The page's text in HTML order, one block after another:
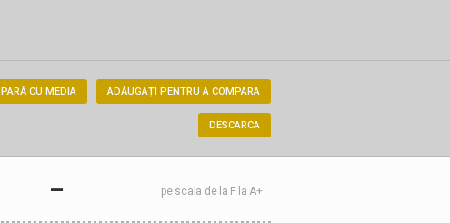
ADĂUGAȚI PENTRU A COMPARA
CU MEDIA
DESCARCA
– pe scala de la F la A+